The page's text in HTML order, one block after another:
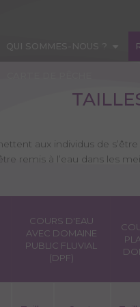
QUI SOMMES-NOUS ?
aux individus de
remis à l’eau dans les
COURS D'EAU
AVEC DOMAINE
PUBLIC FLUVIAL
(DPF)